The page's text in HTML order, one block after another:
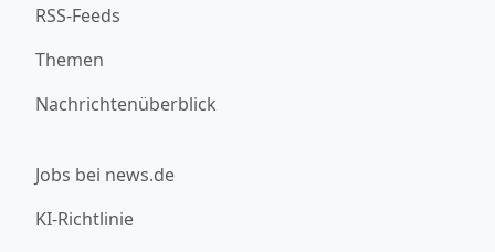
RSS-Feeds
Themen
Nachrichtenüberblick
Jobs bei news.de
KI-Richtlinie